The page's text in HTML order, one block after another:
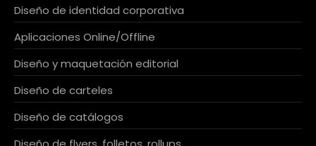
Diseño de identidad corporativa
Aplicaciones Online/Offline
Diseño y maquetación editorial
Diseño de carteles
Diseño de catálogos